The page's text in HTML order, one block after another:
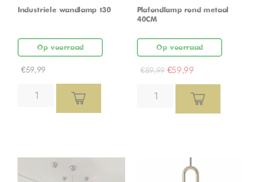
Industriele wandlamp t30
Op voorraad
€59,99
Plafondlamp rond metaal
40CM
Op voorraad
€89,99 €59,99